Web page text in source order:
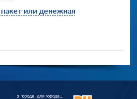
или денежная